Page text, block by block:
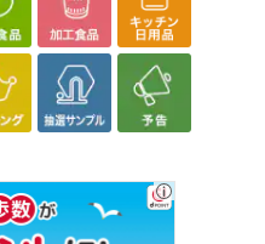
に選別工程を経ずに袋詰した
欠けのある商品が入っている
け保存